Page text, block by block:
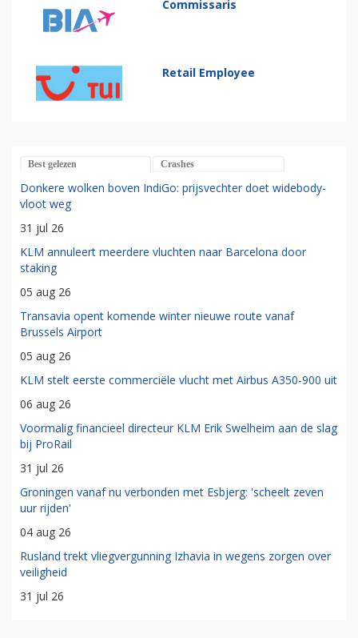
Commissaris
Retail Employee
Best gelezen Crashes
Donkere wolken boven IndiGo: prijsvechter doet widebody-
vloot weg
31 jul 26
KLM annuleert meerdere vluchten naar Barcelona door
staking
05 aug 26
Transavia opent komende winter nieuwe route vanaf
Brussels Airport
05 aug 26
KLM stelt eerste commerciële vlucht met Airbus A350-900 uit
06 aug 26
Voormalig financieel directeur KLM Erik Swelheim aan de slag
bij ProRail
31 jul 26
Groningen vanaf nu verbonden met Esbjerg: 'scheelt zeven
uur rijden'
04 aug 26
Rusland trekt vliegvergunning Izhavia in wegens zorgen over
veiligheid
31 jul 26